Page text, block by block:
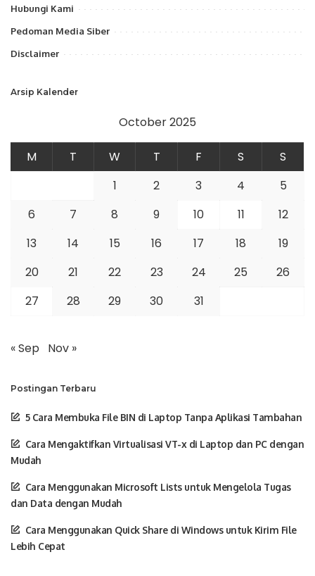
Hubungi Kami
Pedoman Media Siber
Disclaimer
Arsip Kalender
October 2025
M T W T F S
S
1
2 3 4
5
6
7 8 9 10 11
12
13
14 15 16 17 18
19
20
21 22 23 24 25
26
27
28 29 30 31
« Sep Nov »
Postingan Terbaru
5 Cara Membuka File BIN di Laptop Tanpa Aplikasi Tambahan
Cara Mengaktifkan Virtualisasi VT-x di Laptop dan PC dengan
Mudah
Cara Menggunakan Microsoft Lists untuk Mengelola Tugas
dan Data dengan Mudah
Cara Menggunakan Quick Share di Windows untuk Kirim File
Lebih Cepat